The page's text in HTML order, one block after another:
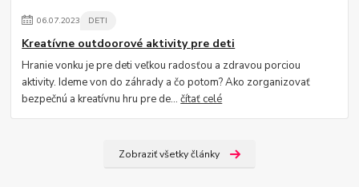
06.07.2023 DETI
Kreatívne outdoorové aktivity pre deti
Hranie vonku je pre deti veľkou radosťou a zdravou porciou
aktivity. Ideme von do záhrady a čo potom? Ako zorganizovať
bezpečnú a kreatívnu hru pre de...čítať celé
Zobraziť všetky články